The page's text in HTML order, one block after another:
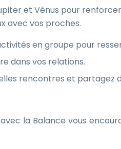
et Vénus pour
avec vos proches.
en groupe pour
dans vos relations.
rencontres et partagez
la Balance vous